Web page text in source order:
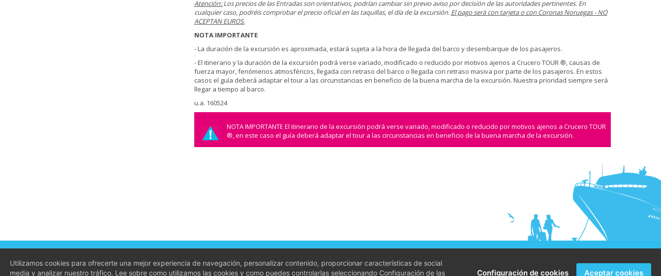
Atención:Los precios de las Entradas son orientativos, podrían cambiar sin previo aviso por decisión de las autoridades pertinentes. En
cualquier caso, podréis comprobar el precio oficial en las taquillas, el día de la excursión. El pago será con tarjeta o con Coronas Noruegas - NO
ACEPTAN EUROS.
NOTA IMPORTANTE
- La duración de la excursión es aproximada, estará sujeta a la hora de llegada del barco y desembarque de los pasajeros.
- El itinerario y la duración de la excursión podrá verse variado, modificado o reducido por motivos ajenos a Crucero TOUR ®, causas de
fuerza mayor, fenómenos atmosféricos, llegada con retraso del barco o llegada con retraso masiva por parte de los pasajeros. En estos
casos el guía deberá adaptar el tour a las circunstancias en beneficio de la buena marcha de la excursión. Nuestra prioridad siempre será
llegar a tiempo al barco.
u.a. 160524
NOTA IMPORTANTE El itinerario de la excursión podrá verse variado, modificado o reducido por motivos ajenos a Crucero TOUR
®, en este caso el guía deberá adaptar el tour a las circunstancias en beneficio de la buena marcha de la excursión.
Preguntas frecuentes
Aviso Legal
Utilizamos cookies para ofrecerte una mejor experiencia de navegación, personalizar contenido, proporcionar características de social
media y analizar nuestro tráfico. Lee sobre como utilizamos las cookies y como puedes controlarlas seleccionando Configuración de las
Configuración de cookies Aceptar cookies